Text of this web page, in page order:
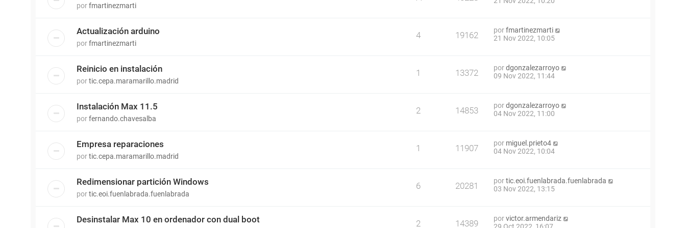
porfmartinezmarti
Actualización arduino
porfmartinezmarti
4 19162 porfmartinezmarti
21 Nov 2022, 10:05
Reinicio en instalación
portic.cepa.maramarillo.madrid
1 13372 pordgonzalezarroyo
09 Nov 2022, 11:44
Instalación Max 11.5
porfernando.chavesalba
2 14853 pordgonzalezarroyo
04 Nov 2022, 11:00
Empresa reparaciones
portic.cepa.maramarillo.madrid
1 11907 por miguel.prieto4
04 Nov 2022, 10:04
Redimensionar partición Windows
portic.eoi.fuenlabrada.fuenlabrada
6 20281 portic.eoi.fuenlabrada.fuenlabrada
03 Nov 2022, 13:15
Desinstalar Max 10 en ordenador con dual boot 2 14389 porvictor.armendariz